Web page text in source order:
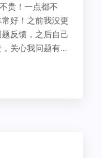
贵！一点都不
好！之前我没更
反馈，之后自己
关心我问题有没